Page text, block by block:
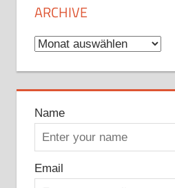
ARCHIVE
Archive
Name
Email